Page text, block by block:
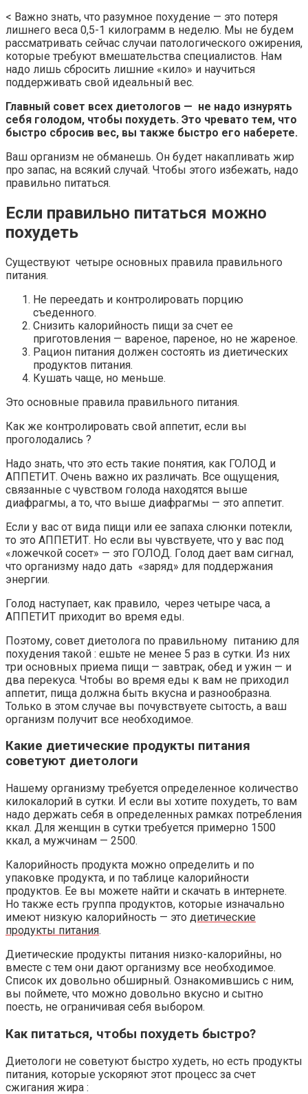
< Важно знать, что разумное похудение — это потеря
лишнего веса 0,5-1 килограмм в неделю. Мы не будем
рассматривать сейчас случаи патологического ожирения,
которые требуют вмешательства специалистов. Нам
надо лишь сбросить лишние «кило» и научиться
поддерживать свой идеальный вес.
Главный совет всех диетологов — не надо изнурять
себя голодом, чтобы похудеть. Это чревато тем, что
быстро сбросив вес, вы также быстро его наберете.
Ваш организм не обманешь. Он будет накапливать жир
про запас, на всякий случай. Чтобы этого избежать, надо
правильно питаться.
Если правильно питаться можно
похудеть
Существуют четыре основных правила правильного
питания.
Не переедать и контролировать порцию
съеденного.
Снизить калорийность пищи за счет ее
приготовления — вареное, пареное, но не жареное.
Рацион питания должен состоять из диетических
продуктов питания.
Кушать чаще, но меньше.
Это основные правила правильного питания.
Как же контролировать свой аппетит, если вы
проголодались ?
Надо знать, что это есть такие понятия, как ГОЛОД и
АППЕТИТ. Очень важно их различать. Все ощущения,
связанные с чувством голода находятся выше
диафрагмы, а то, что выше диафрагмы — это аппетит.
Если у вас от вида пищи или ее запаха слюнки потекли,
то это АППЕТИТ. Но если вы чувствуете, что у вас под
«ложечкой сосет» — это ГОЛОД. Голод дает вам сигнал,
что организму надо дать «заряд» для поддержания
энергии.
Голод наступает, как правило, через четыре часа, а
АППЕТИТ приходит во время еды.
Поэтому, совет диетолога по правильному питанию для
похудения такой : ешьте не менее 5 раз в сутки. Из них
три основных приема пищи — завтрак, обед и ужин — и
два перекуса. Чтобы во время еды к вам не приходил
аппетит, пища должна быть вкусна и разнообразна.
Только в этом случае вы почувствуете сытость, а ваш
организм получит все необходимое.
Какие диетические продукты питания
советуют диетологи
Нашему организму требуется определенное количество
килокалорий в сутки. И если вы хотите похудеть, то вам
надо держать себя в определенных рамках потребления
ккал. Для женщин в сутки требуется примерно 1500
ккал, а мужчинам — 2500.
Калорийность продукта можно определить и по
упаковке продукта, и по таблице калорийности
продуктов. Ее вы можете найти и скачать в интернете.
Но также есть группа продуктов, которые изначально
имеют низкую калорийность — это диетические
продукты питания.
Диетические продукты питания низко-калорийны, но
вместе с тем они дают организму все необходимое.
Список их довольно обширный. Ознакомившись с ним,
вы поймете, что можно довольно вкусно и сытно
поесть, не ограничивая себя выбором.
Как питаться, чтобы похудеть быстро?
Диетологи не советуют быстро худеть, но есть продукты
питания, которые ускоряют этот процесс за счет
сжигания жира :